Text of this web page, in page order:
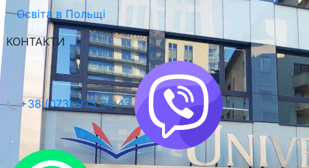
Освіта в Польщі
КОНТАКТИ
+38 (073) 073 65 43